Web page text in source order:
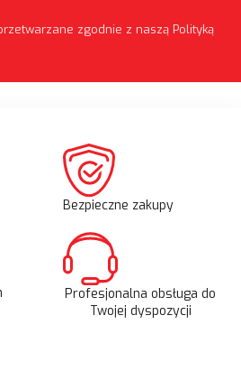
zgodnie z naszą Polityką
Bezpieczne zakupy
Profesjonalna obsługa do
Twojej dyspozycji